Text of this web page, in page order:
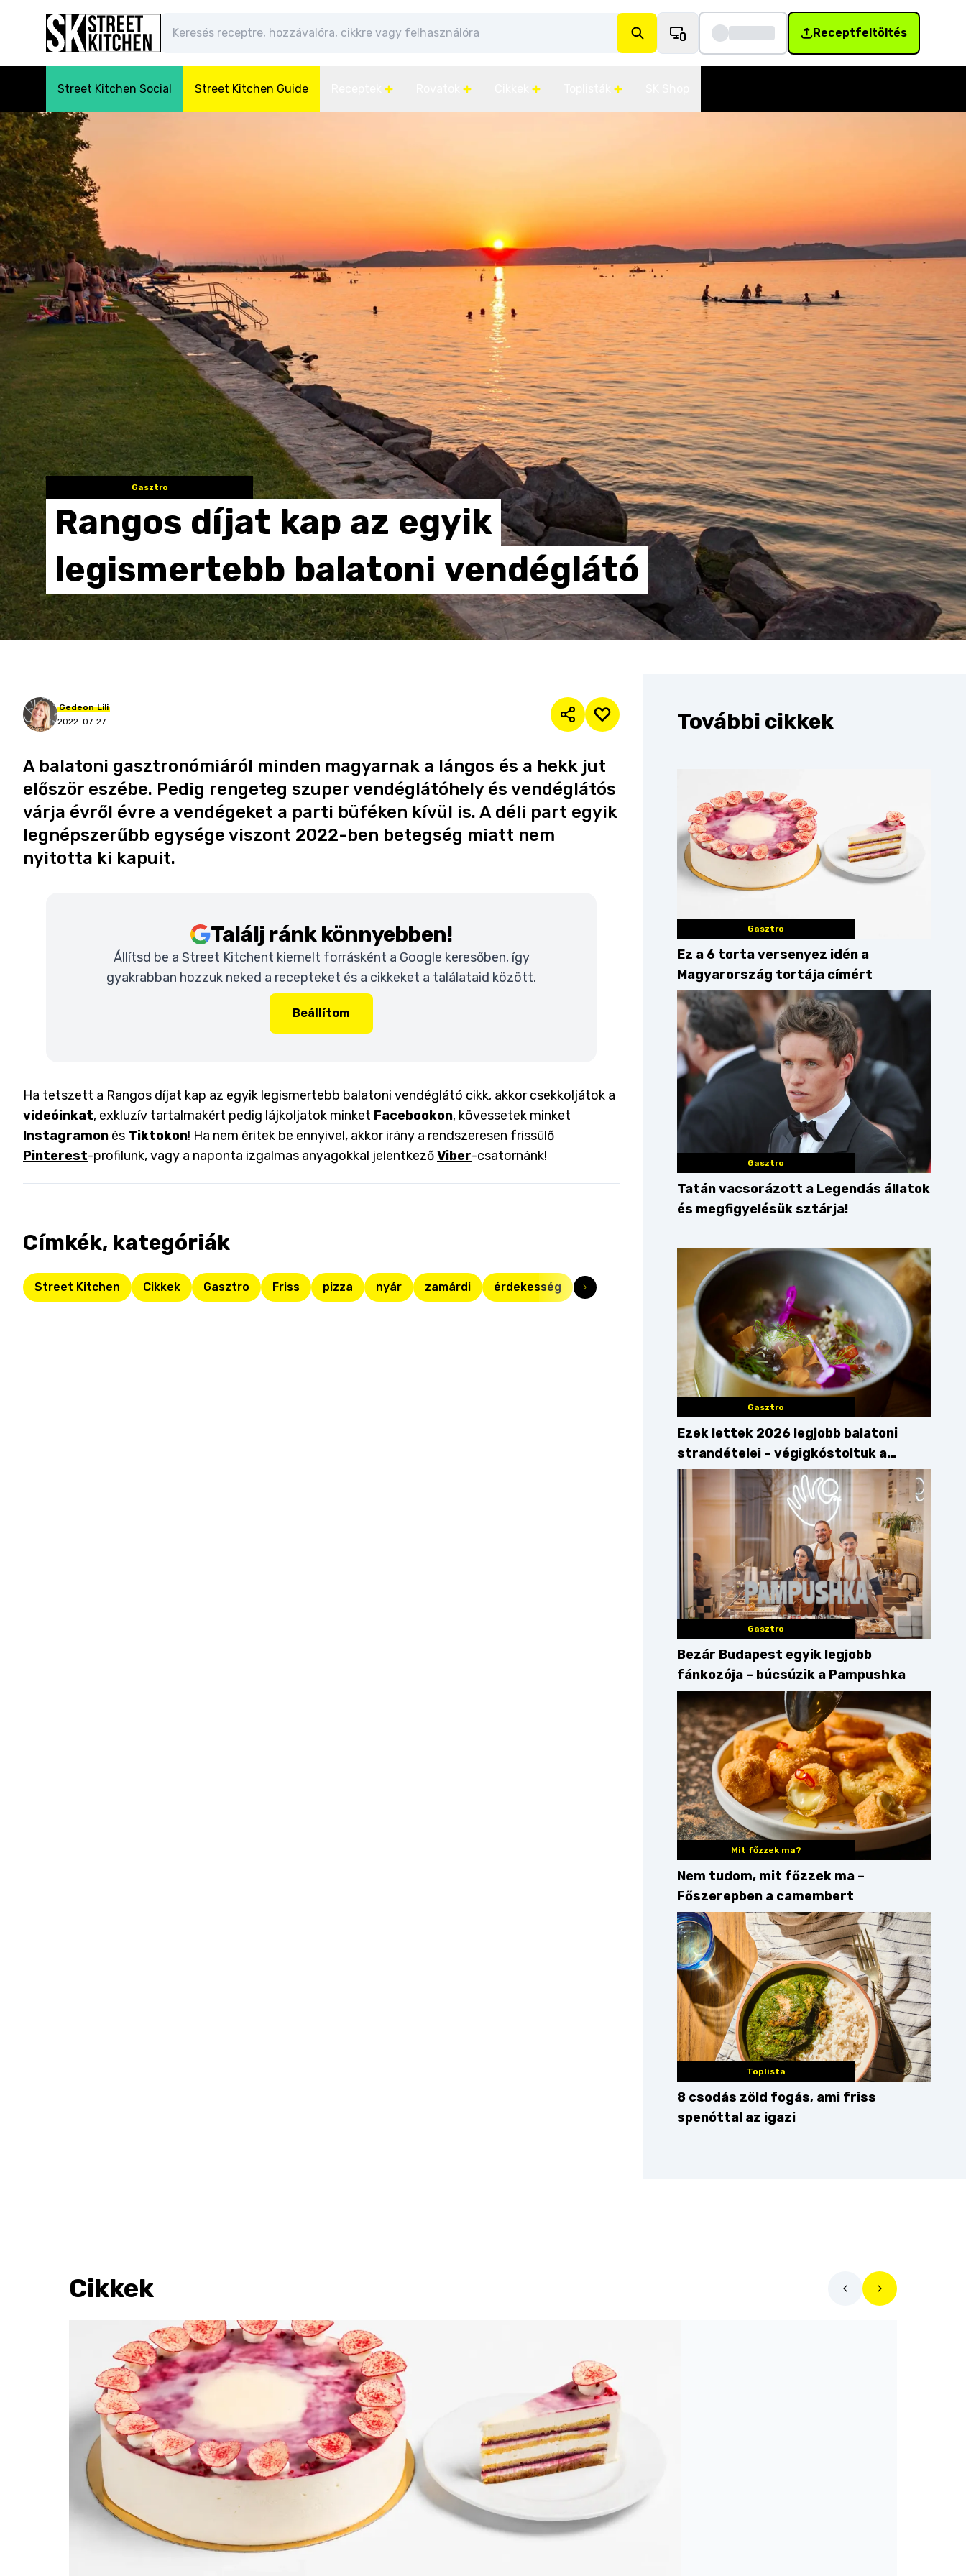
Receptfeltöltés
Street Kitchen Social Street Kitchen Guide
Gasztro
Rangos díjat kap az egyik
legismertebb balatoni vendéglátó
Gedeon Lili
2022. 07. 27.
A balatoni gasztronómiáról minden magyarnak a lángos és a hekk jut
először eszébe. Pedig rengeteg szuper vendéglátóhely és vendéglátós
várja évről évre a vendégeket a parti büféken kívül is. A déli part egyik
legnépszerűbb egysége viszont 2022-ben betegség miatt nem
nyitotta ki kapuit.
Találj ránk könnyebben!
Állítsd be a Street Kitchent kiemelt forrásként a Google keresőben, így
gyakrabban hozzuk neked a recepteket és a cikkeket a találataid között.
Beállítom
Ha tetszett a Rangos díjat kap az egyik legismertebb balatoni vendéglátó cikk, akkor csekkoljátok a
videóinkat, exkluzív tartalmakért pedig lájkoljatok minket Facebookon, kövessetek minket
Instagramon és Tiktokon! Ha nem éritek be ennyivel, akkor irány a rendszeresen frissülő
Pinterest-profilunk, vagy a naponta izgalmas anyagokkal jelentkezőViber-csatornánk!
Címkék, kategóriák
Street Kitchen Cikkek Gasztro Friss pizza nyár zamárdi érdekesség
További cikkek
Gasztro
Ez a 6 torta versenyez idén a
Magyarország tortája címért
Gasztro
Tatán vacsorázott a Legendás állatok
és megfigyelésük sztárja!
Gasztro
Ezek lettek 2026 legjobb balatoni
strandételei – végigkóstoltuk a
győzteseket
Gasztro
Bezár Budapest egyik legjobb
fánkozója – búcsúzik a Pampushka
Mit főzzek ma?
Nem tudom, mit főzzek ma –
Főszerepben a camembert
Toplista
8 csodás zöld fogás, ami friss
spenóttal az igazi
Cikkek